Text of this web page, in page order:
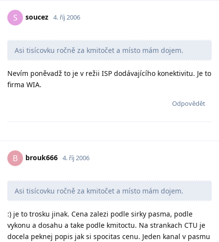
S soucez 4. říj 2006
Asi tisícovku ročně za kmitočet a místo mám dojem.
Nevím poněvadž to je v režii ISP dodávajícího konektivitu. Je to
firma WIA.
Odpovědět
B brouk666 4. říj 2006
Asi tisícovku ročně za kmitočet a místo mám dojem.
:) je to trosku jinak. Cena zalezi podle sirky pasma, podle
vykonu a dosahu a take podle kmitoctu. Na strankach CTU je
docela peknej popis jak si spocitas cenu. Jeden kanal v pasmu